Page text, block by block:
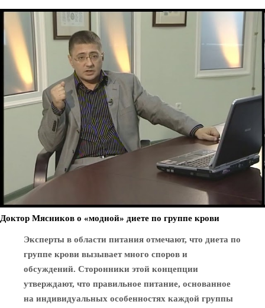
Доктор Мясников о «модной» диете по группе крови
Эксперты в области питания отмечают, что диета по
группе крови вызывает много споров и
обсуждений. Сторонники этой концепции
утверждают, что правильное питание, основанное
на индивидуальных особенностях каждой группы